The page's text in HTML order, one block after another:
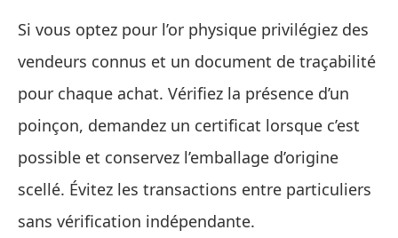
Si vous optez pour l’or physique privilégiez des
vendeurs connus et un document de traçabilité
pour chaque achat. Vérifiez la présence d’un
poinçon, demandez un certificat lorsque c’est
possible et conservez l’emballage d’origine
scellé. Évitez les transactions entre particuliers
sans vérification indépendante.